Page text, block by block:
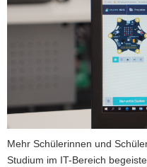
g
n
Mehr Schülerinnen und
Studium im IT-Bereich